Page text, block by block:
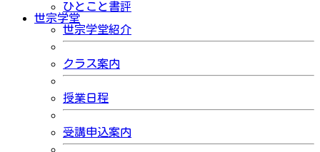
ひとこと書評
世宗学堂
世宗学堂紹介
クラス案内
授業日程
受講申込案内